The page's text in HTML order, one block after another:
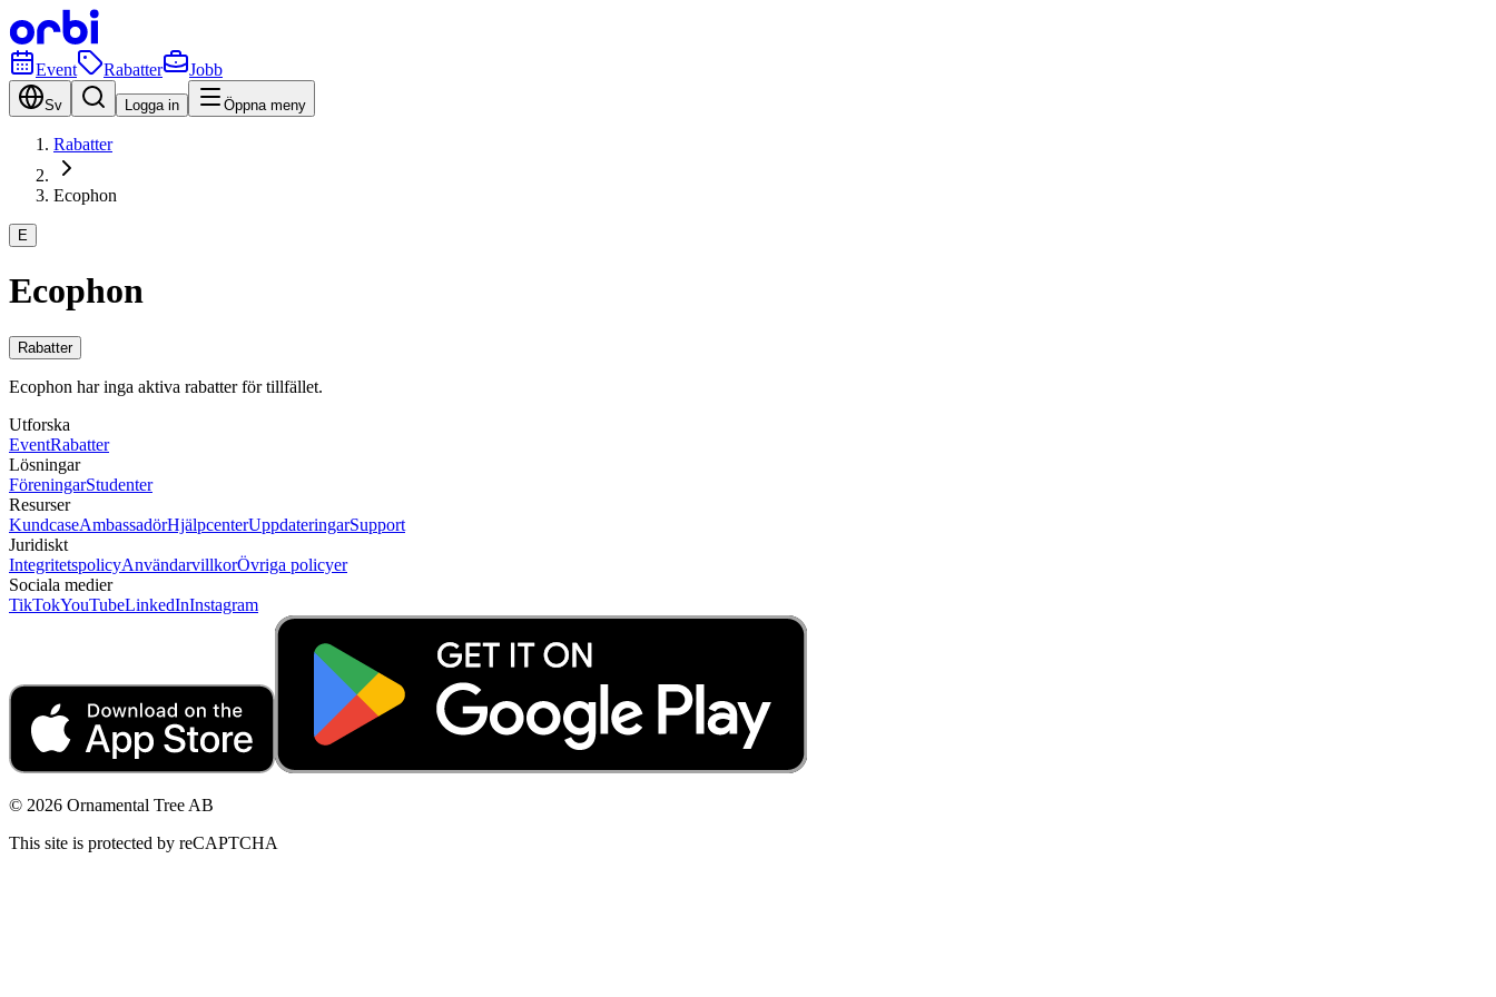
Event Rabatter Jobb
Sv Logga in Öppna meny
Rabatter
Ecophon
E
Ecophon
Rabatter
Ecophon har inga aktiva rabatter för tillfället.
Utforska
EventRabatter
Lösningar
FöreningarStudenter
Resurser
KundcaseAmbassadörHjälpcenterUppdateringarSupport
Juridiskt
IntegritetspolicyAnvändarvillkorÖvriga policyer
Sociala medier
TikTokYouTubeLinkedInInstagram
© 2026 Ornamental Tree AB
This site is protected by reCAPTCHA